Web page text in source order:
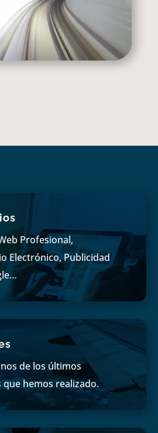
Profesional,
Electrónico, Publicidad
de los últimos
que hemos realizado.